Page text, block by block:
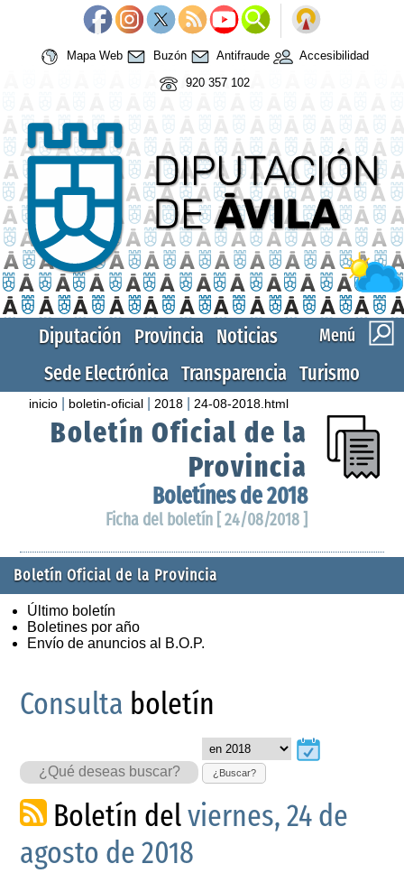
Mapa Web Buzón Antifraude
Accesibilidad
920 357 102
Menú
Diputación Provincia Noticias
Sede Electrónica Transparencia Turismo
inicio boletin-oficial 2018 24-08-2018.html
Boletín Oficial de la
Provincia
Boletínes de 2018
Ficha del boletín [ 24/08/2018 ]
Boletín Oficial de la Provincia
Último boletín
Boletines por año
Envío de anuncios al B.O.P.
Consulta boletín
¿Buscar?
Boletín delviernes, 24 de
agosto de 2018